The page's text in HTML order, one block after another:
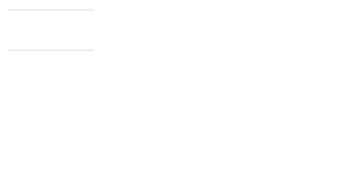
Caferağa Mah. Dr. Şakir Paşa Sok. No3/A Kadıköy İstanbul
+90 543 345 46 00